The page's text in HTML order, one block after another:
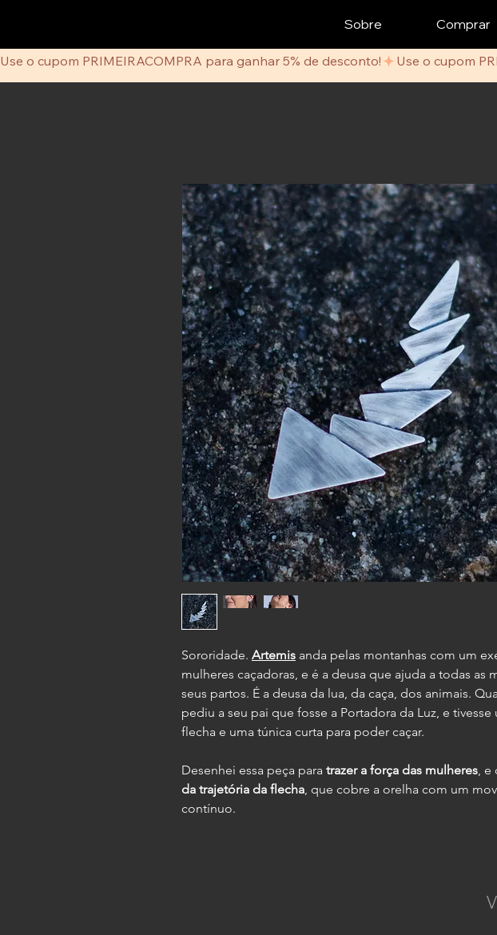
Sobre Comprar
Sororidade. Artemis anda pelas montanhas com um
mulheres caçadoras, e é a deusa que ajuda a todas as
seus partos. É a deusa da lua, da caça, dos animais.
pediu a seu pai que fosse a Portadora da Luz, e tivesse
flecha e uma túnica curta para poder caçar.
Desenhei essa peça para trazer a força das mulheres, e
da trajetória da flecha, que cobre a orelha com um
contínuo.
Use o cupom PRIMEIRACOMPRA para ganhar 5% de desconto!